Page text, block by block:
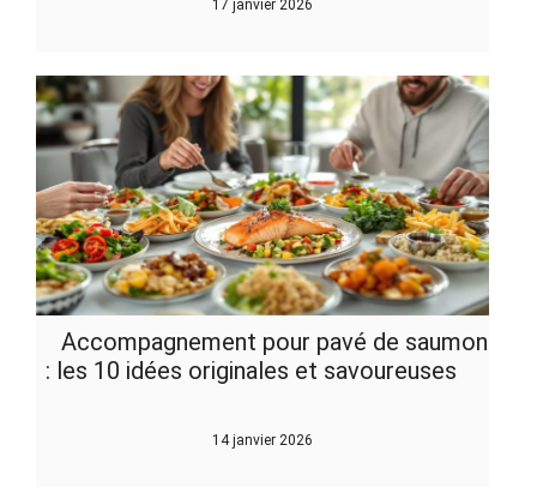
17 janvier 2026
Accompagnement pour pavé de saumon
: les 10 idées originales et savoureuses
14 janvier 2026